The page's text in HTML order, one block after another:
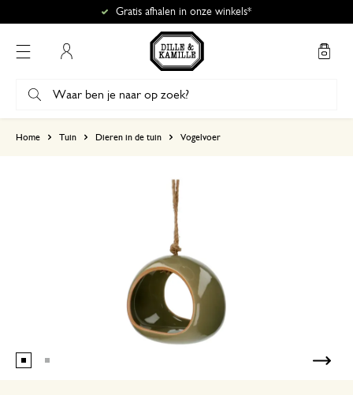
Gratis afhalen in onze winkels*
Home Tuin Dieren in de tuin Vogelvoer